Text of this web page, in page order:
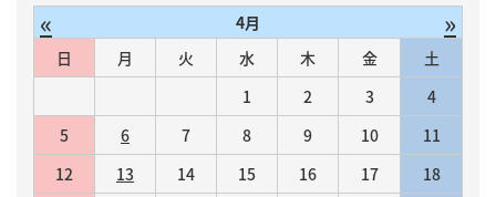
« 4月 »
日 月 火 水 木 金
土
1
2 3
4
5
6 7 8 9 10
11
12
13 14 15 16 17
18